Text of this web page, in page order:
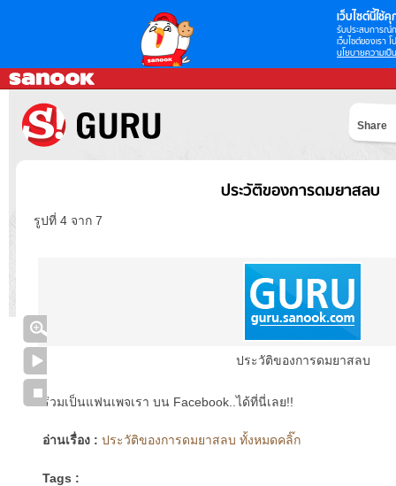
เว็บไซต์นี้ใช้คุ
รับประสบการณ์
เว็บไซต์ของเรา
นโยบายความเป็
Share
ประวัติของการดมยาสลบ
รูปที่ 4 จาก 7
ประวัติของการดมยาสลบ
ร่วมเป็นแฟนเพจเรา บน Facebook..ได้ที่นี่เลย!!
อ่านเรื่อง : ประวัติของการดมยาสลบ ทั้งหมดคลิ๊ก
Tags :